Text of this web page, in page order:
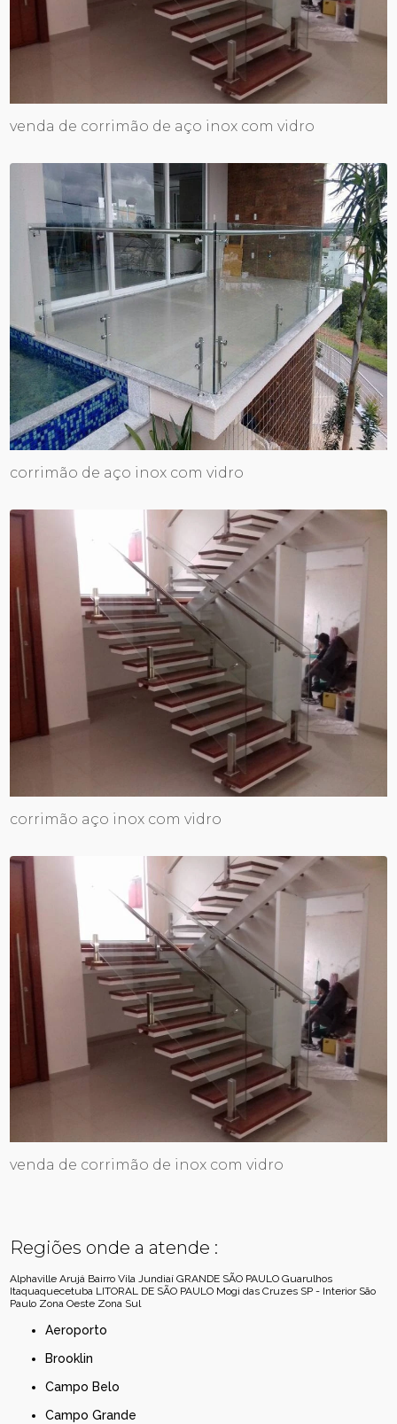
venda de corrimão de aço inox com vidro
corrimão de aço inox com vidro
corrimão aço inox com vidro
venda de corrimão de inox com vidro
Regiões onde a atende :
Alphaville Arujá Bairro Vila Jundiaí GRANDE SÃO PAULO Guarulhos
Itaquaquecetuba LITORAL DE SÃO PAULO Mogi das Cruzes SP - Interior São
Paulo Zona Oeste Zona Sul
Aeroporto
Brooklin
Campo Belo
Campo Grande